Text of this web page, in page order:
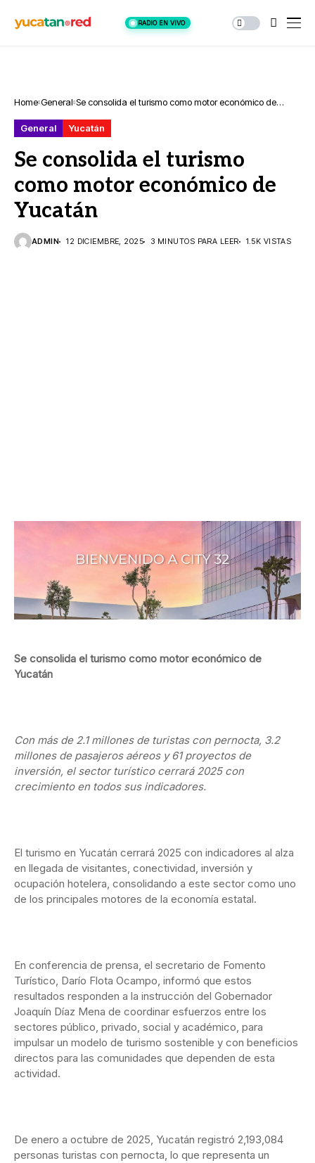
RADIO EN VIVO
Home General Se consolida el turismo como motor económico de
General
Yucatán
Se consolida el turismo
como motor económico de
Yucatán
ADMIN 12 DICIEMBRE, 2025 3 MINUTOS PARA LEER 1.5K VISTAS
Se consolida el turismo como motor económico de
Yucatán
Con más de 2.1 millones de turistas con pernocta, 3.2
millones de pasajeros aéreos y 61 proyectos de
inversión, el sector turístico cerrará 2025 con
crecimiento en todos sus indicadores.
El turismo en Yucatán cerrará 2025 con indicadores al alza
en llegada de visitantes, conectividad, inversión y
ocupación hotelera, consolidando a este sector como uno
de los principales motores de la economía estatal.
En conferencia de prensa, el secretario de Fomento
Turístico, Darío Flota Ocampo, informó que estos
resultados responden a la instrucción del Gobernador
Joaquín Díaz Mena de coordinar esfuerzos entre los
sectores público, privado, social y académico, para
impulsar un modelo de turismo sostenible y con beneficios
directos para las comunidades que dependen de esta
actividad.
De enero a octubre de 2025, Yucatán registró 2,193,084
personas turistas con pernocta, lo que representa un